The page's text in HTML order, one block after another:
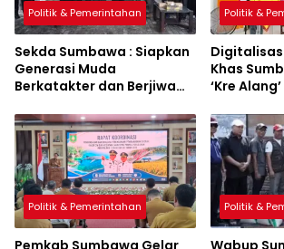
Politik & Pemerintahan
Sekda Sumbawa : Siapkan
Generasi Muda
Berkatakter dan Berjiwa
Politik &
Khas
‘Kre
Politik & Pemerintahan Politik &